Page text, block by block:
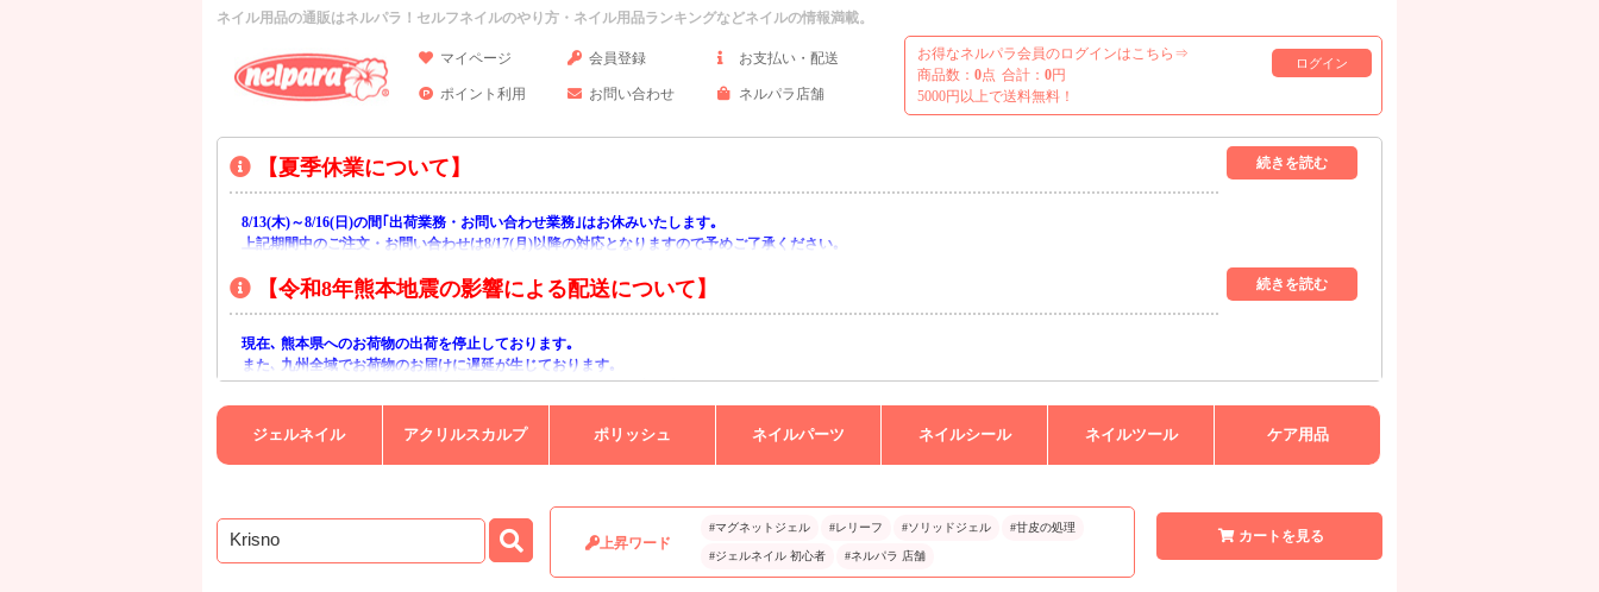
ネイル用品の通販はネルパラ！セルフネイルのやり方・ネイル用品ランキングなどネイルの情報満載。
マイページ 会員登録 お支払い・配送
ポイント利用 お問い合わせ ネルパラ店舗
お得なネルパラ会員のログインはこちら⇒
ログイン
商品数： 0点 合計： 0円
5000円以上で送料無料！
【夏季休業について】
8/13(木)～8/16(日)の間｢出荷業務・お問い合わせ業務｣はお休みいたします｡
上記期間中のご注文・お問い合わせは8/17(月)以降の対応となりますので予めご了承ください｡
【令和8年熊本地震の影響による配送について】
現在､ 熊本県へのお荷物の出荷を停止しております｡
また､ 九州全域でお荷物のお届けに遅延が生じております｡
ご不便をおかけいたしますが､ 何卒ご理解賜りますようお願い申し上げます｡
ジェルネイル アクリルスカルプ ポリッシュ ネイルパーツ ネイルシール ネイルツール ケア用品
上昇ワード
#マグネットジェル #レリーフ #ソリッドジェル #甘皮の処理
#ジェルネイル 初心者 #ネルパラ 店舗
カートを見る